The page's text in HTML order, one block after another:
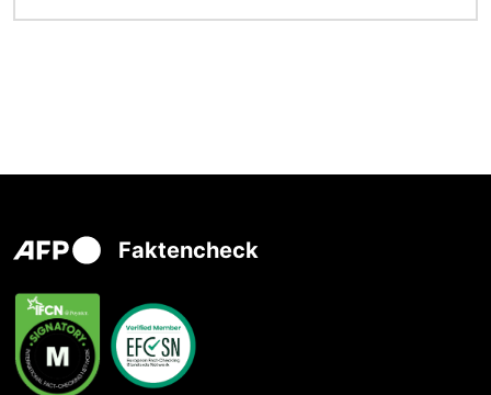
Faktencheck